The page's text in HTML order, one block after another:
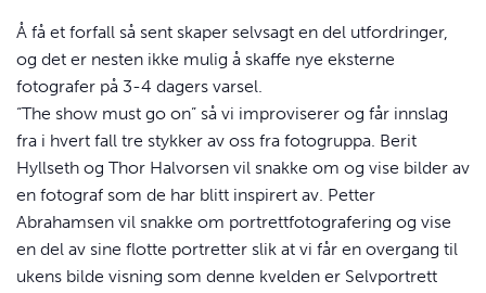
Å få et forfall så sent skaper selvsagt en del utfordringer,
og det er nesten ikke mulig å skaffe nye eksterne
fotografer på 3-4 dagers varsel.
“The show must go on” så vi improviserer og får innslag
fra i hvert fall tre stykker av oss fra fotogruppa. Berit
Hyllseth og Thor Halvorsen vil snakke om og vise bilder av
en fotograf som de har blitt inspirert av. Petter
Abrahamsen vil snakke om portrettfotografering og vise
en del av sine flotte portretter slik at vi får en overgang til
ukens bilde visning som denne kvelden er Selvportrett